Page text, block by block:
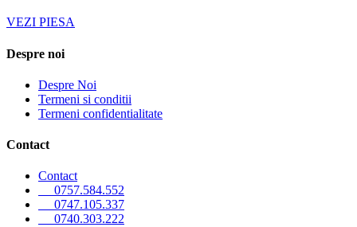
VEZI PIESA
Despre noi
Despre Noi
Termeni si conditii
Termeni confidentialitate
Contact
Contact
0757.584.552
0747.105.337
0740.303.222